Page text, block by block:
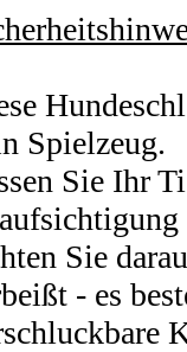
Spielzeug.
Sie Ihr
Sie
- es